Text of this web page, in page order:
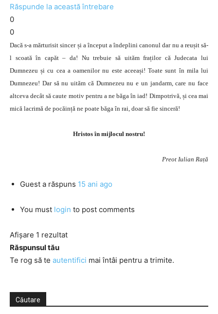
Răspunde la această întrebare
0
0
Dacă s-a mărturisit sincer și a început a îndeplini canonul dar nu a reușit să-
l scoată în capăt – da! Nu trebuie să uităm fraților că Judecata lui
Dumnezeu și cu cea a oamenilor nu este aceeași! Toate sunt în mila lui
Dumnezeu! Dar să nu uităm că Dumnezeu nu e un jandarm, care nu face
altceva decât să caute motiv pentru a ne băga în iad! Dimpotrivă, și cea mai
mică lacrimă de pocăință ne poate băga în rai, doar să fie sinceră!
Hristos în mijlocul nostru!
Preot Iulian Rață
Guest a răspuns 15 ani ago
You must login to post comments
Afișare 1 rezultat
Răspunsul tău
Te rog să te autentifici mai întâi pentru a trimite.
Căutare